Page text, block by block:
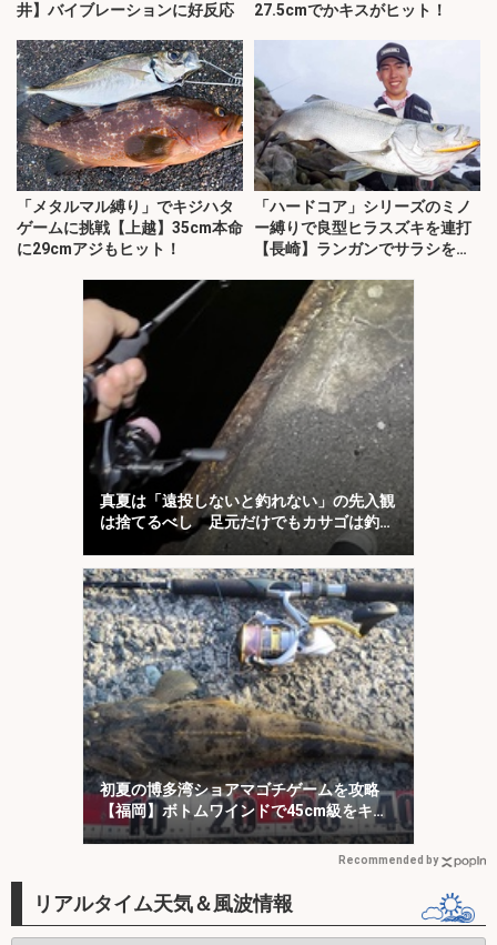
井】バイブレーションに好反応
27.5cmでかキスがヒット！
「メタルマル縛り」でキジハタ
ゲームに挑戦【上越】35cm本命
に29cmアジもヒット！
「ハードコア」シリーズのミノ
ー縛りで良型ヒラスズキを連打
【長崎】ランガンでサラシを攻
真夏は「遠投しないと釣れない」の先入観
は捨てるべし 足元だけでもカサゴは釣れ
初夏の博多湾ショアマゴチゲームを攻略
【福岡】ボトムワインドで45cm級をキャ
ッチ！
Recommended by
リアルタイム天気＆風波情報